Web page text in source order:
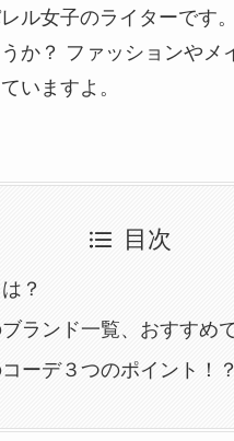
ル女子のライターです。
か？ ファッションやメ
いますよ。
目次
？
ランド一覧、おすすめ
ーデ３つのポイント！？